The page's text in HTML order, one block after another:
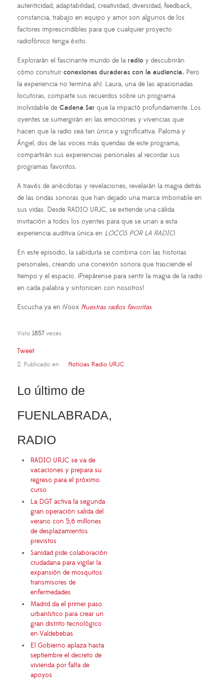
autenticidad, adaptabilidad, creatividad, diversidad, feedback,
constancia, trabajo en equipo y amor son algunos de los
factores imprescindibles para que cualquier proyecto
radiofónico tenga éxito.
Explorarán el fascinante mundo de la radio y descubrirán
cómo construir conexiones duraderas con la audiencia. Pero
la experiencia no termina ahí. Laura, una de las apasionadas
locutoras, comparte sus recuerdos sobre un programa
inolvidable de Cadena Ser que la impactó profundamente. Los
oyentes se sumergirán en las emociones y vivencias que
hacen que la radio sea tan única y significativa. Paloma y
Ángel, dos de las voces más queridas de este programa,
compartirán sus experiencias personales al recordar sus
programas favoritos.
A través de anécdotas y revelaciones, revelarán la magia detrás
de las ondas sonoras que han dejado una marca imborrable en
sus vidas. Desde RADIO URJC, se extiende una cálida
invitación a todos los oyentes para que se unan a esta
experiencia auditiva única en LOCOS POR LA RADIO.
En este episodio, la sabiduría se combina con las historias
personales, creando una conexión sonora que trasciende el
tiempo y el espacio. ¡Prepárense para sentir la magia de la radio
en cada palabra y sintonicen con nosotros!
Escucha ya en iVoox Nuestras radios favoritas
Visto 1857 veces
Tweet
Publicado en Noticias Radio URJC
Lo último de
FUENLABRADA,
RADIO
RADIO URJC se va de
vacaciones y prepara su
regreso para el próximo
curso
La DGT activa la segunda
gran operación salida del
verano con 5,6 millones
de desplazamientos
previstos
Sanidad pide colaboración
ciudadana para vigilar la
expansión de mosquitos
transmisores de
enfermedades
Madrid da el primer paso
urbanístico para crear un
gran distrito tecnológico
en Valdebebas
El Gobierno aplaza hasta
septiembre el decreto de
vivienda por falta de
apoyos